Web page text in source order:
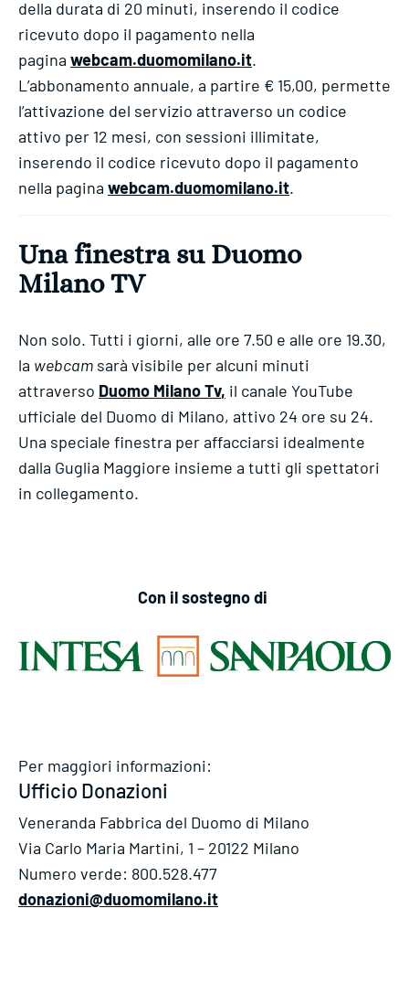
della durata di 20 minuti, inserendo il codice
ricevuto dopo il pagamento nella
pagina webcam.duomomilano.it.
L’abbonamento annuale, a partire € 15,00, permette
l’attivazione del servizio attraverso un codice
attivo per 12 mesi, con sessioni illimitate,
inserendo il codice ricevuto dopo il pagamento
nella pagina webcam.duomomilano.it.
Una finestra su Duomo
Milano TV
Non solo. Tutti i giorni, alle ore 7.50 e alle ore 19.30,
la webcam sarà visibile per alcuni minuti
attraverso Duomo Milano Tv, il canale YouTube
ufficiale del Duomo di Milano, attivo 24 ore su 24.
Una speciale finestra per affacciarsi idealmente
dalla Guglia Maggiore insieme a tutti gli spettatori
in collegamento.
Con il sostegno di
Per maggiori informazioni:
Ufficio Donazioni
Veneranda Fabbrica del Duomo di Milano
Via Carlo Maria Martini, 1 – 20122 Milano
Numero verde: 800.528.477
donazioni@duomomilano.it